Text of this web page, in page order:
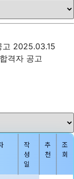
고 2025.03.15
격자 공고
작
성
일
추
천
조
회